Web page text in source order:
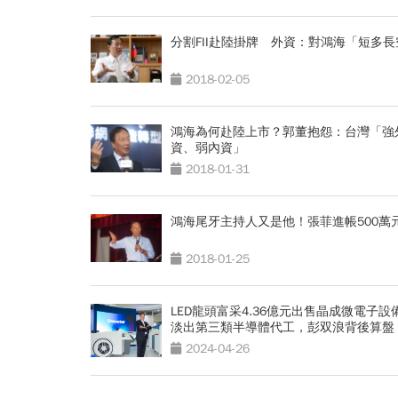
分割FII赴陸掛牌 外資：對鴻海「短多長
2018-02-05
鴻海為何赴陸上市？郭董抱怨：台灣「強
資、弱內資」
2018-01-31
鴻海尾牙主持人又是他！張菲進帳500萬
2018-01-25
LED龍頭富采4.36億元出售晶成微電子設
淡出第三類半導體代工，彭双浪背後算盤
2024-04-26